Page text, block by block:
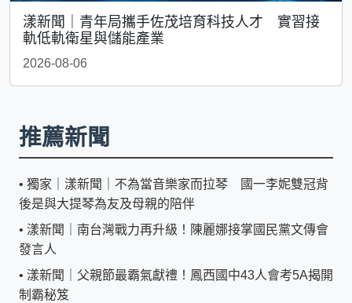
漾新聞｜青年局攜手佐茂培育科技人才 實習接
軌低軌衛星與儲能產業
2026-08-06
推薦新聞
• 獨家｜漾新聞｜不為當音樂家而拉琴 國一李妮雙冠背
後是與大提琴為友及母親的陪伴
• 漾新聞｜南台灣戰力再升級！陳麗娜接掌國民黨文傳會
發言人
• 漾新聞｜父親節最霸氣獻禮！鳳西國中43人會考5A揭開
制霸秘笈